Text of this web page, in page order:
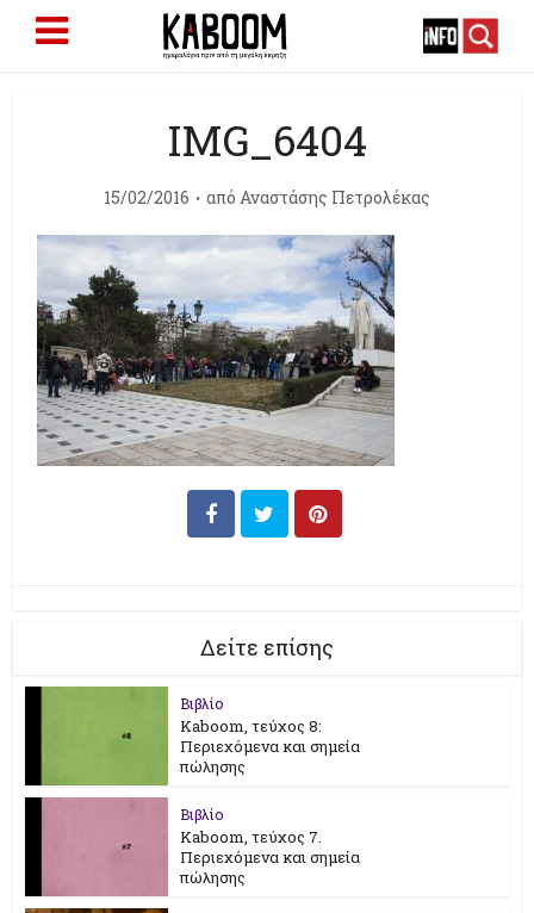
IMG_6404
15/02/2016 από Αναστάσης Πετρολέκας
Δείτε επίσης
Βιβλίο
Kaboom, τεύχος 8:
Περιεχόμενα και σημεία
πώλησης
Βιβλίο
Kaboom, τεύχος 7.
Περιεχόμενα και σημεία
πώλησης